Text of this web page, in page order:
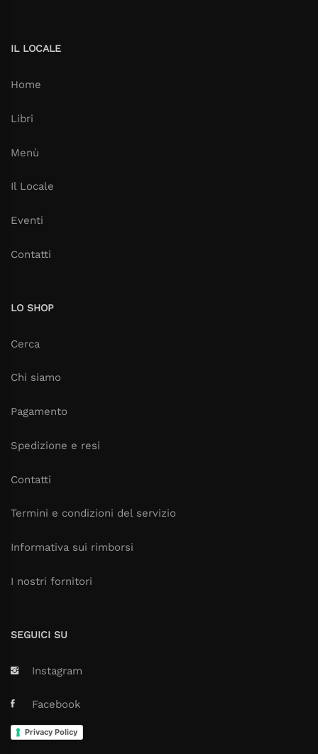
IL LOCALE
Home
Libri
Menù
Il Locale
Eventi
Contatti
LO SHOP
Cerca
Chi siamo
Pagamento
Spedizione e resi
Contatti
Termini e condizioni del servizio
Informativa sui rimborsi
I nostri fornitori
SEGUICI SU
Instagram
Facebook
Privacy Policy